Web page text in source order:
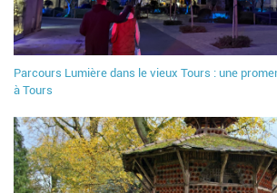
Parcours Lumière dans le vieux Tours : une
à Tours